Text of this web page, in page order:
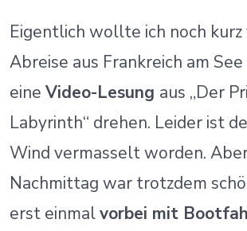
Eigentlich wollte ich noch
Abreise aus Frankreich am
eine Video-Lesung aus „Der
Labyrinth“ drehen. Leider ist
Wind vermasselt worden.
Nachmittag war trotzdem
erst einmalvorbei mit